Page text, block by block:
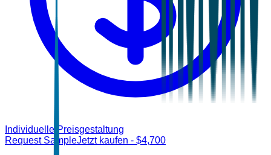
Individuelle Preisgestaltung
Request SampleJetzt kaufen - $4,700